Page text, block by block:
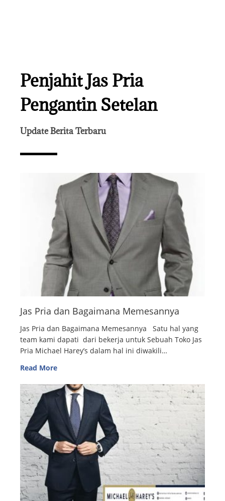
Penjahit Jas Pria
Pengantin Setelan
Update Berita Terbaru
Jas Pria dan Bagaimana Memesannya
Jas Pria dan Bagaimana Memesannya Satu hal yang
team kami dapati dari bekerja untuk Sebuah Toko Jas
Pria Michael Harey’s dalam hal ini diwakili…
Read More